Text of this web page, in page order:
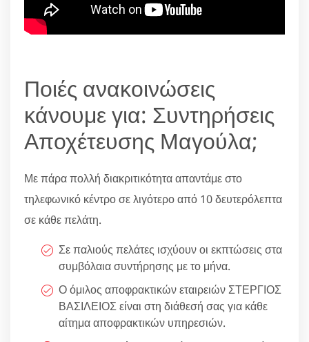
Ποιές ανακοινώσεις
κάνουμε για: Συντηρήσεις
Αποχέτευσης Μαγούλα;
Με πάρα πολλή διακριτικότητα απαντάμε στο
τηλεφωνικό κέντρο σε λιγότερο από 10 δευτερόλεπτα
σε κάθε πελάτη.
Σε παλιούς πελάτες ισχύουν οι εκπτώσεις στα
συμβόλαια συντήρησης με το μήνα.
Ο όμιλος αποφρακτικών εταιρειών ΣΤΕΡΓΙΟΣ
ΒΑΣΙΛΕΙΟΣ είναι στη διάθεσή σας για κάθε
αίτημα αποφρακτικών υπηρεσιών.